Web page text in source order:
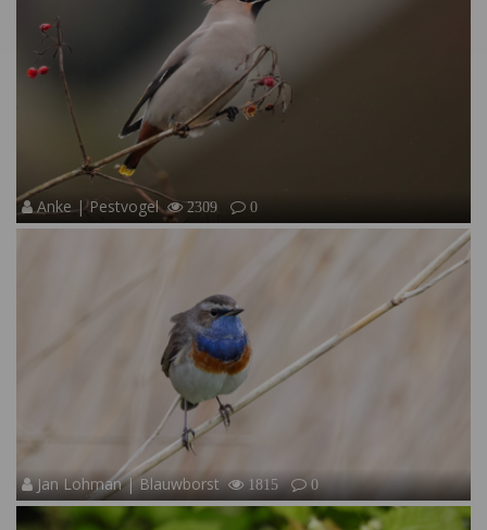
Anke | Pestvogel 2309 0
Jan Lohman | Blauwborst 1815 0